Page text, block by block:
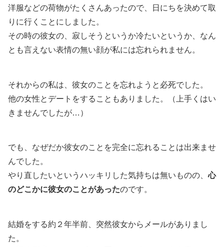
洋服などの荷物がたくさんあったので、日にちを決めて取
りに行くことにしました。
その時の彼女の、寂しそうというか冷たいというか、なん
とも言えない表情の無い顔が私には忘れられません。
それからの私は、彼女のことを忘れようと必死でした。
他の女性とデートをすることもありました。（上手くはい
きませんでしたが…）
でも、なぜだか彼女のことを完全に忘れることは出来ませ
んでした。
やり直したいというハッキリした気持ちは無いものの、心
のどこかに彼女のことがあったのです。
結婚をする約２年半前、突然彼女からメールがありまし
た。